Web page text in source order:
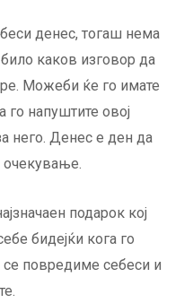
денес, тогаш нема
било каков изговор да
Можеби ќе го имате
го напуштите овој
него. Денес е ден да
очекување.
подарок кој
бидејќи кога го
повредиме себеси и